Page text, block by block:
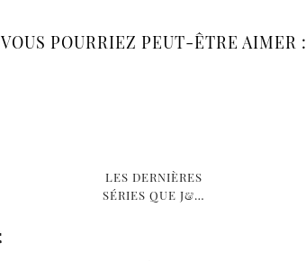
VOUS POURRIEZ PEUT-ÊTRE AIMER :
LES DERNIÈRES
SÉRIES QUE J&…